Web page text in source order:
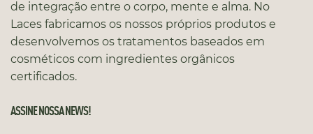
de integração entre o corpo, mente e alma. No
Laces fabricamos os nossos próprios produtos e
desenvolvemos os tratamentos baseados em
cosméticos com ingredientes orgânicos
certificados.
ASSINE NOSSA NEWS!